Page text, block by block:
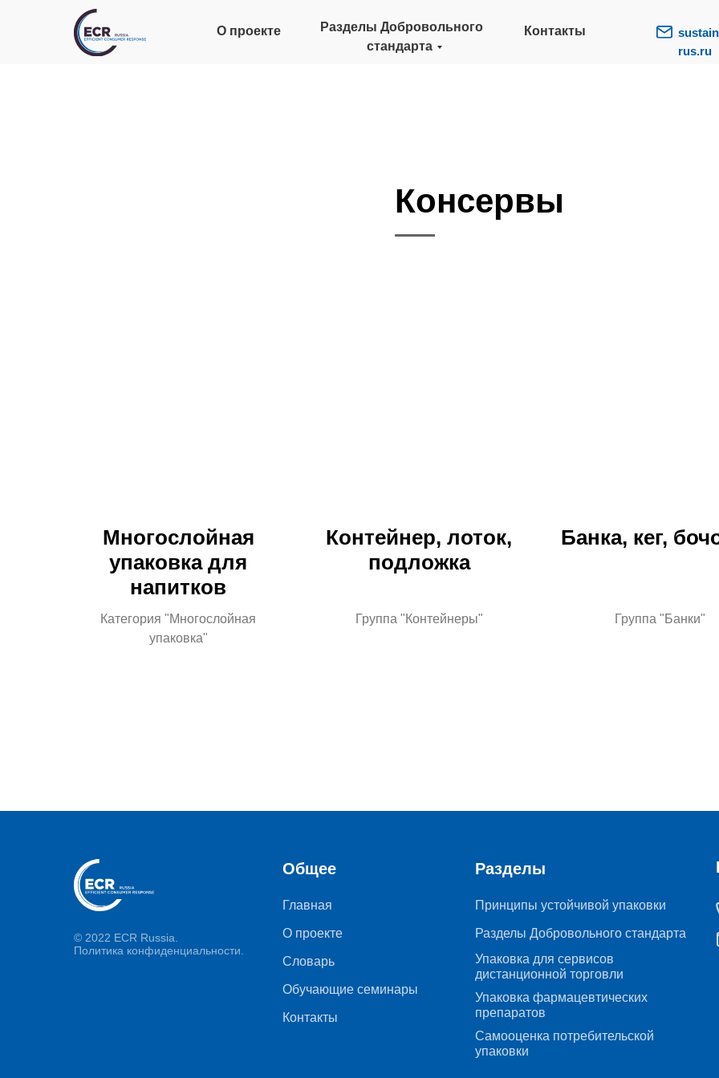
rus.ru
О проекте
Разделы Добровольного
стандарта
Контакты
Консервы
Многослойная
упаковка для
напитков
Категория "Многослойная
упаковка"
Контейнер, лоток,
подложка
Группа "Контейнеры"
Банка, кег,
Группа "Банки"
© 2022 ECR Russia.
Политика конфиденциальности.
Разделы
Главная Принципы устойчивой упаковки
О проекте
Разделы Добровольного стандарта
Упаковка для сервисов
дистанционной торговли
Упаковка фармацевтических
препаратов
Общее
Самооценка потребительской
упаковки
Обучающие семинары
Словарь
Контакты